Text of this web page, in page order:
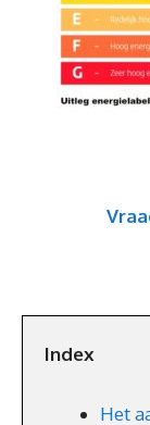
Index
Het